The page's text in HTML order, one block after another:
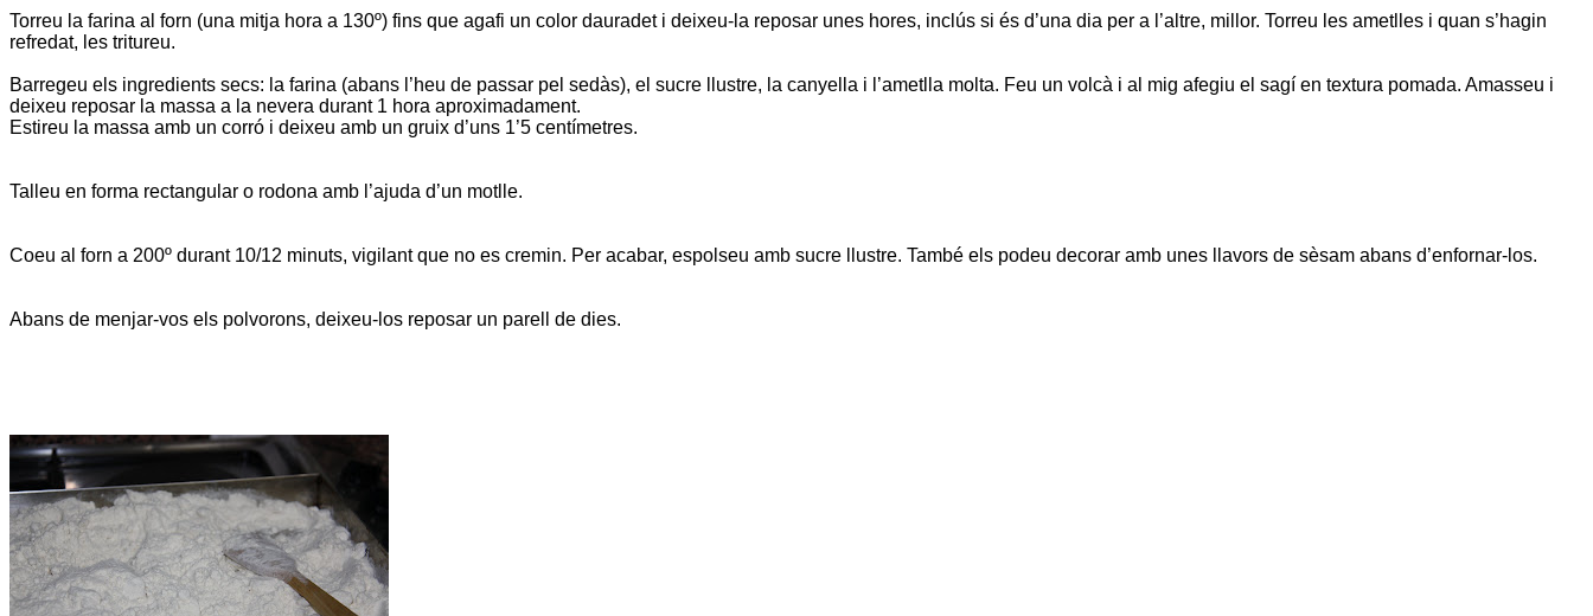
Torreu la farina al forn (una mitja hora a 130º) fins que agafi un color dauradet i deixeu-la reposar unes hores, inclús si és d’una dia per a l’altre, millor. Torreu les ametlles i quan s’hagin
refredat, les tritureu.
Barregeu els ingredients secs: la farina (abans l’heu de passar pel sedàs), el sucre llustre, la canyella i l’ametlla molta. Feu un volcà i al mig afegiu el sagí en textura pomada. Amasseu i
deixeu reposar la massa a la nevera durant 1 hora aproximadament.
Estireu la massa amb un corró i deixeu amb un gruix d’uns 1’5 centímetres.
Talleu en forma rectangular o rodona amb l’ajuda d’un motlle.
Coeu al forn a 200º durant 10/12 minuts, vigilant que no es cremin. Per acabar, espolseu amb sucre llustre. També els podeu decorar amb unes llavors de sèsam abans d’enfornar-los.
Abans de menjar-vos els polvorons, deixeu-los reposar un parell de dies.